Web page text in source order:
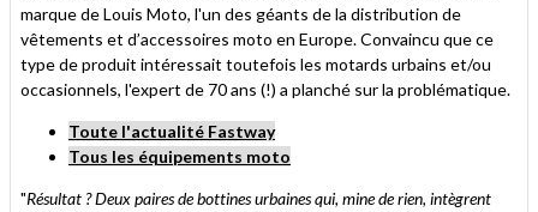
marque de Louis Moto, l'un des géants de la distribution de
vêtements et d’accessoires moto en Europe. Convaincu que ce
type de produit intéressait toutefois les motards urbains et/ou
occasionnels, l'expert de 70 ans (!) a planché sur la problématique.
Toute l'actualité Fastway
Tous les équipements moto
"Résultat ? Deux paires de bottines urbaines qui, mine de rien, intègrent